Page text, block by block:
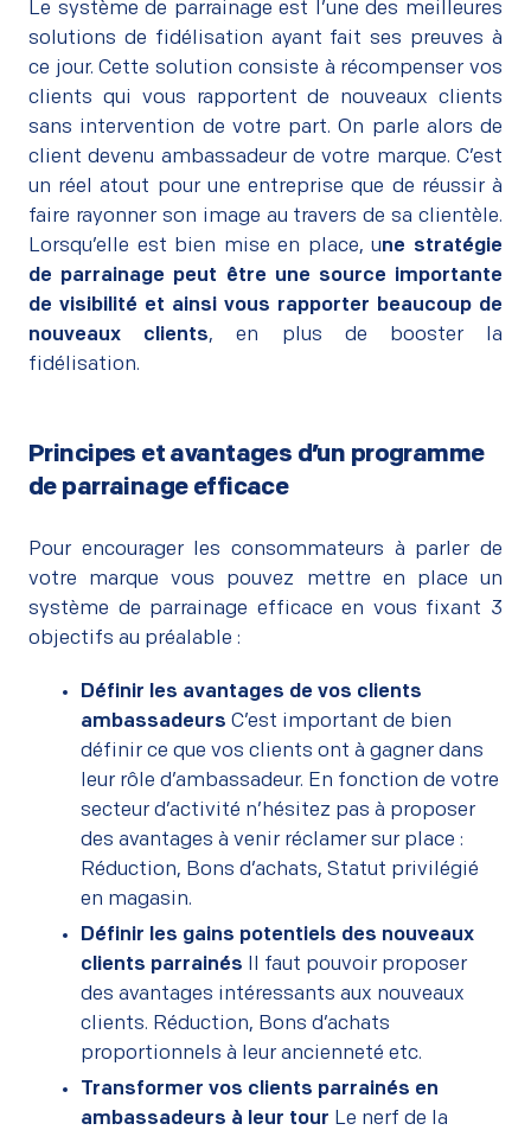
Le système de parrainage est l’une des meilleures
solutions de fidélisation ayant fait ses preuves à
ce jour. Cette solution consiste à récompenser vos
clients qui vous rapportent de nouveaux clients
sans intervention de votre part. On parle alors de
client devenu ambassadeur de votre marque. C’est
un réel atout pour une entreprise que de réussir à
faire rayonner son image au travers de sa clientèle.
Lorsqu’elle est bien mise en place, une stratégie
de parrainage peut être une source importante
de visibilité et ainsi vous rapporter beaucoup de
nouveaux clients, en plus de booster la
fidélisation.
Principes et avantages d’un programme
de parrainage efficace
Pour encourager les consommateurs à parler de
votre marque vous pouvez mettre en place un
système de parrainage efficace en vous fixant 3
objectifs au préalable :
Définir les avantages de vos clients
ambassadeurs C’est important de bien
définir ce que vos clients ont à gagner dans
leur rôle d’ambassadeur. En fonction de votre
secteur d’activité n’hésitez pas à proposer
des avantages à venir réclamer sur place :
Réduction, Bons d’achats, Statut privilégié
en magasin.
Définir les gains potentiels des nouveaux
clients parrainés Il faut pouvoir proposer
des avantages intéressants aux nouveaux
clients. Réduction, Bons d’achats
proportionnels à leur ancienneté etc.
Transformer vos clients parrainés en
ambassadeurs à leur tour Le nerf de la